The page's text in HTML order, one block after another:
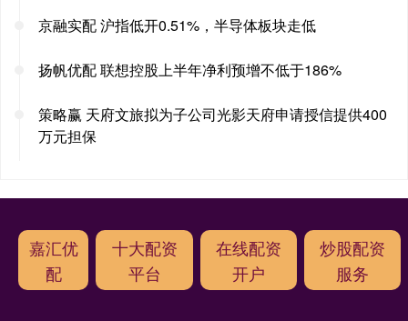
京融实配 沪指低开0.51%，半导体板块走低
扬帆优配 联想控股上半年净利预增不低于186%
策略赢 天府文旅拟为子公司光影天府申请授信提供400
万元担保
嘉汇优
配
十大配资
平台
在线配资
开户
炒股配资
服务